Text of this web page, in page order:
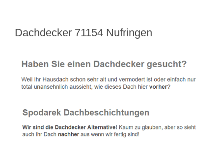
Dachdecker 71154 Nufringen